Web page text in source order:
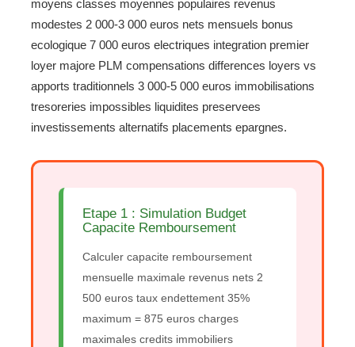
moyens classes moyennes populaires revenus
modestes 2 000-3 000 euros nets mensuels bonus
ecologique 7 000 euros electriques integration premier
loyer majore PLM compensations differences loyers vs
apports traditionnels 3 000-5 000 euros immobilisations
tresoreries impossibles liquidites preservees
investissements alternatifs placements epargnes.
Etape 1 : Simulation Budget
Capacite Remboursement
Calculer capacite remboursement
mensuelle maximale revenus nets 2
500 euros taux endettement 35%
maximum = 875 euros charges
maximales credits immobiliers